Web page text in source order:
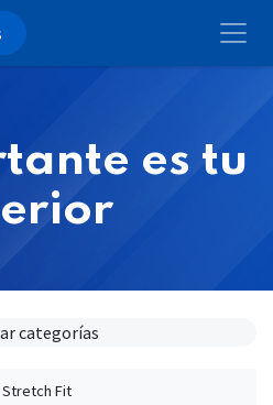
es tu
categorías
Stretch Fit